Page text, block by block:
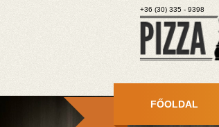
+36 (30) 335 - 9398
FŐOLDAL